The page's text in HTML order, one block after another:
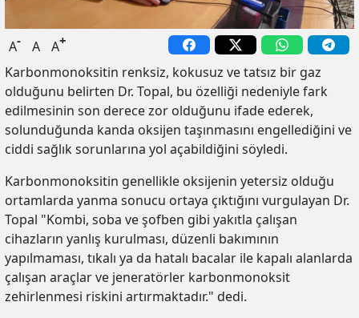
A- A A+
Karbonmonoksitin renksiz, kokusuz ve tatsız bir gaz
olduğunu belirten Dr. Topal, bu özelliği nedeniyle fark
edilmesinin son derece zor olduğunu ifade ederek,
solunduğunda kanda oksijen taşınmasını engellediğini ve
ciddi sağlık sorunlarına yol açabildiğini söyledi.
Karbonmonoksitin genellikle oksijenin yetersiz olduğu
ortamlarda yanma sonucu ortaya çıktığını vurgulayan Dr.
Topal "Kombi, soba ve şofben gibi yakıtla çalışan
cihazların yanlış kurulması, düzenli bakımının
yapılmaması, tıkalı ya da hatalı bacalar ile kapalı alanlarda
çalışan araçlar ve jeneratörler karbonmonoksit
zehirlenmesi riskini artırmaktadır." dedi.